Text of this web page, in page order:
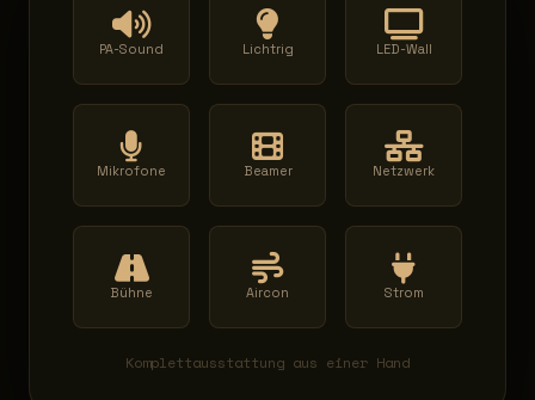
PA-Sound Lichtrig LED-Wall
Mikrofone Beamer Netzwerk
Bühne Aircon Strom
Komplettausstattung aus einer Hand